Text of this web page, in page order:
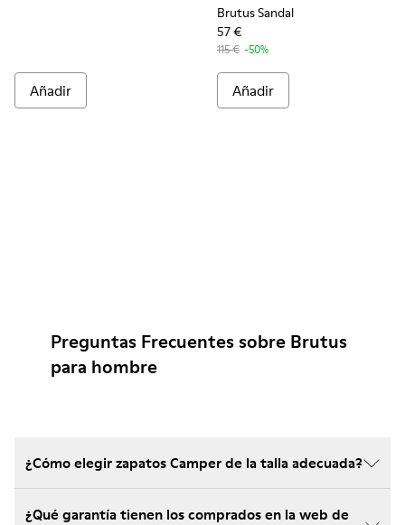
Añadir
Brutus Sandal
57 €
115 € -50%
Añadir
Preguntas Frecuentes sobre Brutus
para hombre
¿Cómo elegir zapatos Camper de la talla adecuada?
¿Qué garantía tienen los comprados en la web de